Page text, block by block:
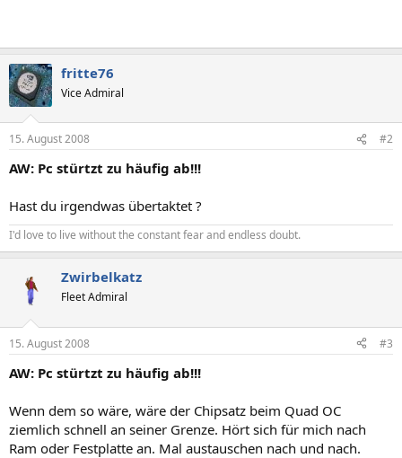
fritte76
Vice Admiral
15. August 2008 #2
AW: Pc stürtzt zu häufig ab!!!
Hast du irgendwas übertaktet ?
I'd love to live without the constant fear and endless doubt.
Zwirbelkatz
Fleet Admiral
15. August 2008 #3
AW: Pc stürtzt zu häufig ab!!!
Wenn dem so wäre, wäre der Chipsatz beim Quad OC
ziemlich schnell an seiner Grenze. Hört sich für mich nach
Ram oder Festplatte an. Mal austauschen nach und nach.